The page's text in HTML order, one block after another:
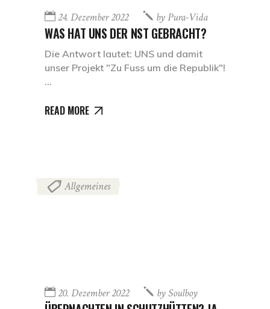
24. Dezember 2022 byPura-Vida
WAS HAT UNS DER NST GEBRACHT?
Die Antwort lautet: UNS und damit
unser Projekt "Zu Fuss um die Republik"!
READ MORE
Allgemeines
20. Dezember 2022 bySoulboy